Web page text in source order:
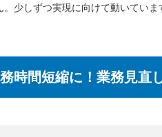
少しずつ実現に向けて動いていま
時間短縮に！業務見直